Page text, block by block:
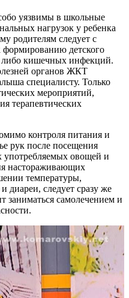
уязвимы в школьные
нагрузок у ребенка
родителям следует с
детского
кишечных инфекций.
органов ЖКТ
специалисту. Только
мероприятий,
терапевтических
контроля питания и
рук после посещения
употребляемых овощей и
настораживающих
температуры,
диареи, следует сразу же
заниматься самолечением и